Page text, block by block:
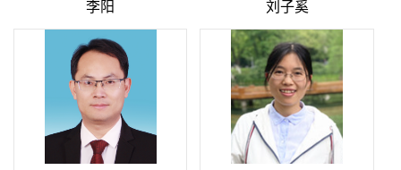
李阳 刘子奚